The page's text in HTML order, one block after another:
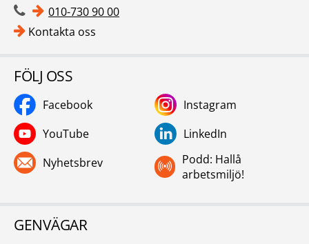
010-730 90 00
Kontakta oss
FÖLJ OSS
Facebook
Instagram
YouTube
LinkedIn
Nyhetsbrev
Podd: Hallå
arbetsmiljö!
GENVÄGAR